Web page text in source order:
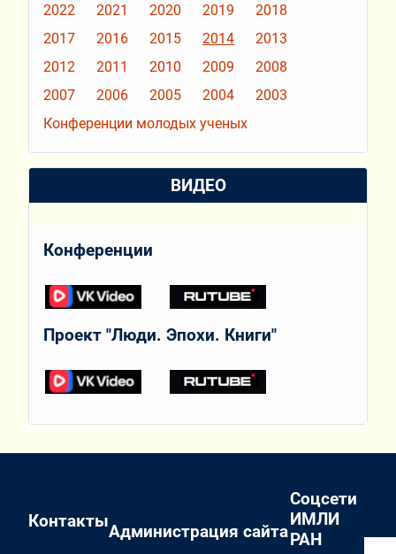
2022
2021 2020 2019
2018
2017
2016 2015 2014
2013
2012
2011 2010 2009
2008
2007
2006 2005 2004
2003
Конференции молодых ученых
ВИДЕО
Конференции
Проект "Люди. Эпохи. Книги"
Контакты
Администрация сайта
Соцсети
ИМЛИ
РАН